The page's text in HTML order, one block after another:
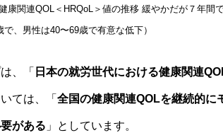
康関連QOL＜HRQoL＞値の推移 緩やかだが７年間
、男性は40〜69歳で有意な低下）
、「 日本の就労世代における健康関連
ては、「 全国の健康関連QOLを継続的に
がある 」としています。